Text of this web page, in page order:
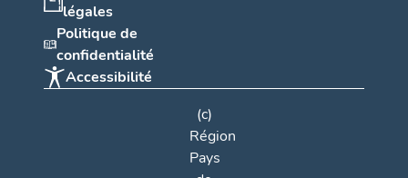
légales
Politique de
confidentialité
Accessibilité
(c)
Région
Pays